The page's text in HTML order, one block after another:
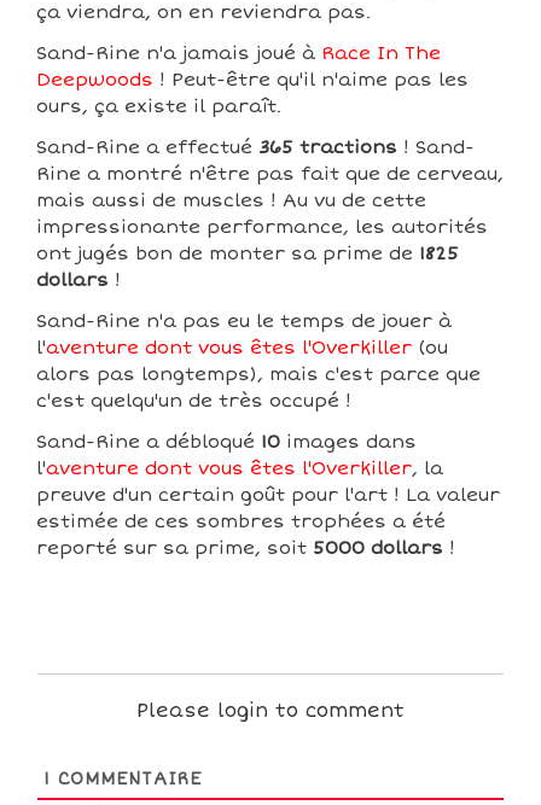
ça viendra, on en reviendra pas.
Sand-Rine n'a jamais joué à Race In The
Deepwoods ! Peut-être qu'il n'aime pas les
ours, ça existe il paraît.
Sand-Rine a effectué 365 tractions ! Sand-
Rine a montré n'être pas fait que de cerveau,
mais aussi de muscles ! Au vu de cette
impressionante performance, les autorités
ont jugés bon de monter sa prime de 1825
dollars !
Sand-Rine n'a pas eu le temps de jouer à
l'aventure dont vous êtes l'Overkiller (ou
alors pas longtemps), mais c'est parce que
c'est quelqu'un de très occupé !
Sand-Rine a débloqué 10 images dans
l'aventure dont vous êtes l'Overkiller, la
preuve d'un certain goût pour l'art ! La valeur
estimée de ces sombres trophées a été
reporté sur sa prime, soit 5000 dollars !
Please login to comment
1 COMMENTAIRE